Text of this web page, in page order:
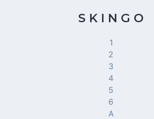
S K I N G O
1
2
3
4
5
6
A